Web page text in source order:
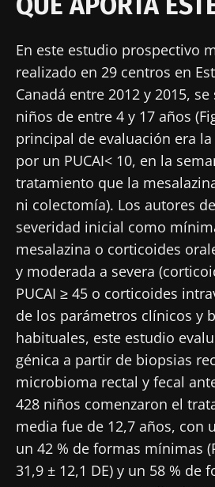
En este estudio prospectivo
realizado en 29 centros en
Canadá entre 2012 y 2015,
niños de entre 4 y 17 años
principal de evaluación era
por un PUCAI< 10, en la
tratamiento que la
ni colectomía). Los autores
severidad inicial como
mesalazina o corticoides
y moderada a severa
PUCAI ≥ 45 o corticoides
de los parámetros clínicos y
habituales, este estudio
génica a partir de biopsias
microbioma rectal y fecal
428 niños comenzaron el
media fue de 12,7 años, con
un 42 % de formas mínimas
31,9 ± 12,1 DE) y un 58 % de